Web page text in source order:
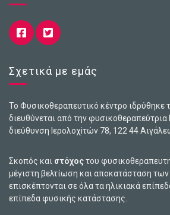
Σχετικά με εμάς
Το Φυσικοθεραπευτικό κέντρο ιδρύθηκε
διευθύνεται από την
διεύθυνση Ιερολοχiτών 78, 122 44
Σκοπός και στόχοςτου
μέγιστη βελτίωση και αποκατάσταση
επισκέπτονται σε όλα τα ηλικιακά
επίπεδα φυσικής κατάστασης.